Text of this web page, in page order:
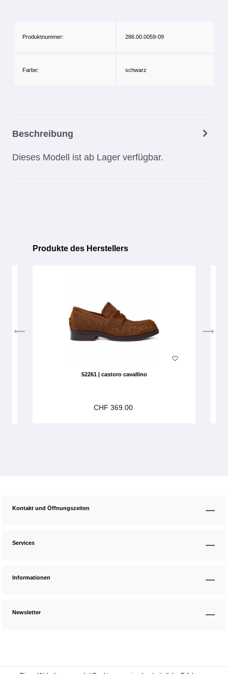
Produktnummer: 286.00.0059-09
Farbe: schwarz
Beschreibung
Dieses Modell ist ab Lager verfügbar.
Produktgalerie überspringen
Produkte des Herstellers
52261 | castoro cavallino
CHF 369.00
Kontakt und Öffnungszeiten
Services
Informationen
Newsletter